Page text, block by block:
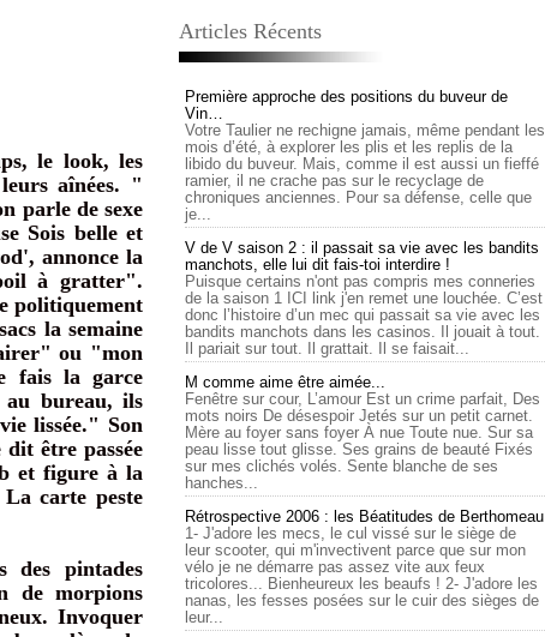
le look, les
aînées. "
parle de sexe
Sois belle et
annonce la
à gratter".
politiquement
la semaine
ou "mon
fais la garce
au bureau, ils
lissée." Son
être passée
et figure à la
carte peste
des pintades
de morpions
Invoquer
Articles Récents
Première approche des positions du buveur de
Vin…
Votre Taulier ne rechigne jamais, même pendant les
mois d’été, à explorer les plis et les replis de la
libido du buveur. Mais, comme il est aussi un fieffé
ramier, il ne crache pas sur le recyclage de
chroniques anciennes. Pour sa défense, celle que
je...
V de V saison 2 : il passait sa vie avec les bandits
manchots, elle lui dit fais-toi interdire !
Puisque certains n'ont pas compris mes conneries
de la saison 1 ICI link j'en remet une louchée. C’est
donc l’histoire d’un mec qui passait sa vie avec les
bandits manchots dans les casinos. Il jouait à tout.
Il pariait sur tout. Il grattait. Il se faisait...
M comme aime être aimée...
Fenêtre sur cour, L’amour Est un crime parfait, Des
mots noirs De désespoir Jetés sur un petit carnet.
Mère au foyer sans foyer À nue Toute nue. Sur sa
peau lisse tout glisse. Ses grains de beauté Fixés
sur mes clichés volés. Sente blanche de ses
hanches...
Rétrospective 2006 : les Béatitudes de Berthomeau
1- J'adore les mecs, le cul vissé sur le siège de
leur scooter, qui m'invectivent parce que sur mon
vélo je ne démarre pas assez vite aux feux
tricolores... Bienheureux les beaufs ! 2- J'adore les
nanas, les fesses posées sur le cuir des sièges de
leur...